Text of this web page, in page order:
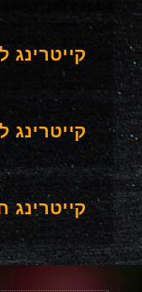
קייטרינג
קייטרינג
קייטרינג